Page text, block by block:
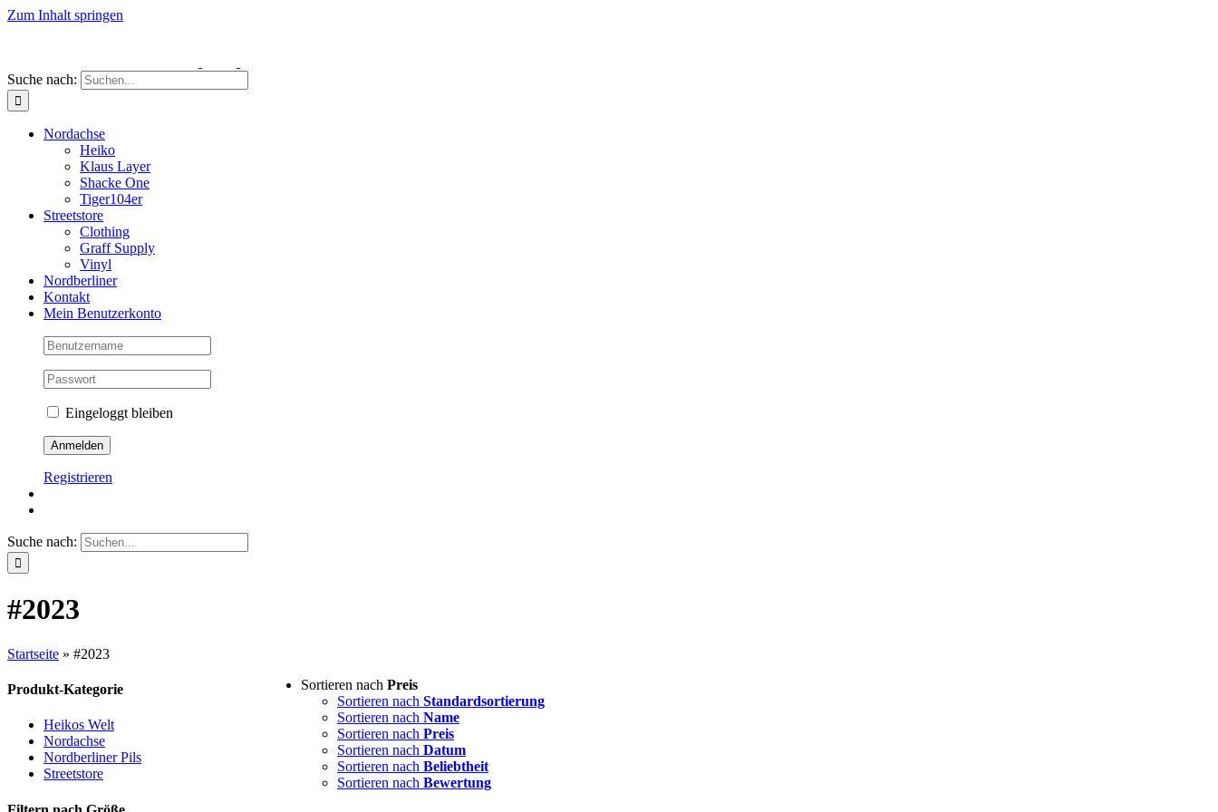
Zum Inhalt springen
Suche nach:
Nordachse
Heiko
Klaus Layer
Shacke One
Tiger104er
Streetstore
Clothing
Graff Supply
Vinyl
Nordberliner
Kontakt
Mein Benutzerkonto
Eingeloggt bleiben
Registrieren
Suche nach:
#2023
Startseite » #2023
Sortieren nach Preis
Sortieren nach Standardsortierung
Sortieren nach Name
Sortieren nach Preis
Sortieren nach Datum
Sortieren nach Beliebtheit
Sortieren nach Bewertung
Produkt-Kategorie
Heikos Welt
Nordachse
Nordberliner Pils
Streetstore